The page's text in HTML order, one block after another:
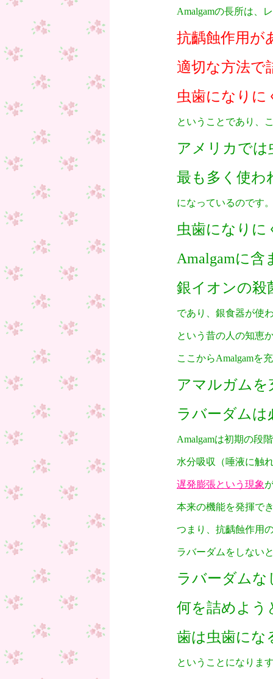
Amalgamの長所は、
抗齲蝕作用が
適切な方法で
虫歯になりに
ということであり、
アメリカでは
最も多く使わ
になっているのです
虫歯になりに
Amalgamに含
銀イオンの殺
であり、銀食器が使
という昔の人の知恵
ここからAmalgamを
アマルガムを
ラバーダムは
Amalgamは初期の段
水分吸収（唾液に触
遅発膨張という現象
本来の機能を発揮で
つまり、抗齲蝕作用
ラバーダムをしない
ラバーダムな
何を詰めよう
歯は虫歯にな
ということになりま